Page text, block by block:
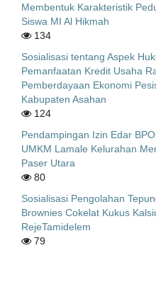
Membentuk Karakteristik
Siswa MI Al Hikmah
134
Sosialisasi tentang Aspek
Pemanfaatan Kredit Usaha
Pemberdayaan Ekonomi
Kabupaten Asahan
124
Pendampingan Izin Edar
UMKM Lamale Kelurahan
Paser Utara
80
Sosialisasi Pengolahan
Brownies Cokelat Kukus
RejeTamidelem
79